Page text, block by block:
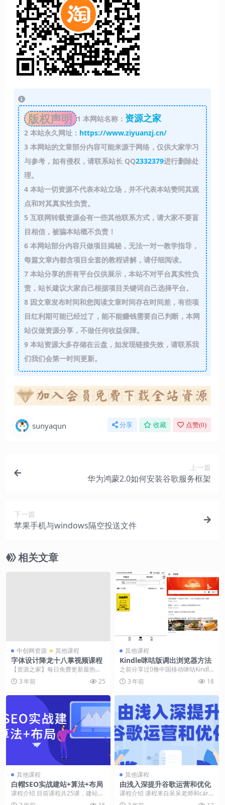
版权声明 1 本网站名称： 资源之家
2本站永久网址： https://www.ziyuanzj.cn/
3本网站的文章部分内容可能来源于网络，仅供大家学习
与参考，如有侵权，请联系站长 QQ2332379进行删除处
理。
4本站一切资源不代表本站立场，并不代表本站赞同其观
点和对其真实性负责。
5互联网转载资源会有一些其他联系方式，请大家不要盲
目相信，被骗本站概不负责！
6本网站部分内容只做项目揭秘，无法一对一教学指导，
每篇文章内都含项目全套的教程讲解，请仔细阅读。
7本站分享的所有平台仅供展示，本站不对平台真实性负
责，站长建议大家自己根据项目关键词自己选择平台。
8因文章发布时间和您阅读文章时间存在时间差，有些项
目红利期可能已经过了，能不能赚钱需要自己判断，本网
站仅做资源分享，不做任何收益保障。
9本站资源大多存储在云盘，如发现链接失效，请联系我
们我们会第一时间更新。
sunyaqun 分享 收藏 点赞(0)
上一篇
华为鸿蒙2.0如何安装谷歌服务框架
下一篇
苹果手机与windows隔空投送文件
相关文章
中创网资源 其他课程
字体设计降龙十八掌视频课程
【资源之家】每日免费更新最热门
的副业项目资源 课程介绍 本课程将
带您探索字体设计...
3 年前 25
其他课程
Kindle咪咕版调出浏览器方法
之前分享过0撸中国移动咪咕Kindl
e，到手后发现屏蔽了浏览器，只能
看kindl...
3 年前 18
其他课程
白帽SEO实战建站+算法+布局
课程介绍 目前课程共25课，建站
+算法+外链+布局+误区讲解，全程
其他课程
由浅入深提升谷歌运营和优化
课程介绍 课程来自呆呆老师和carol
ine老师的Google启航变现体系